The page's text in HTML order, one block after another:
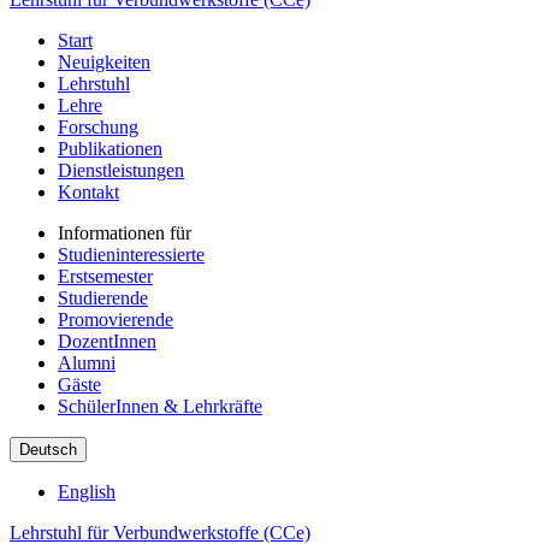
Start
Neuigkeiten
Lehrstuhl
Lehre
Forschung
Publikationen
Dienstleistungen
Kontakt
Informationen für
Studieninteressierte
Erstsemester
Studierende
Promovierende
DozentInnen
Alumni
Gäste
SchülerInnen & Lehrkräfte
Deutsch
English
Lehrstuhl für Verbundwerkstoffe (CCe)